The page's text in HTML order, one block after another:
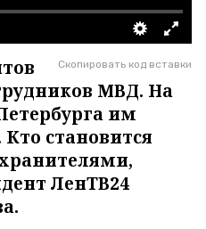
Скопировать код вставки
МВД. На
им
становится
ЛенТВ24